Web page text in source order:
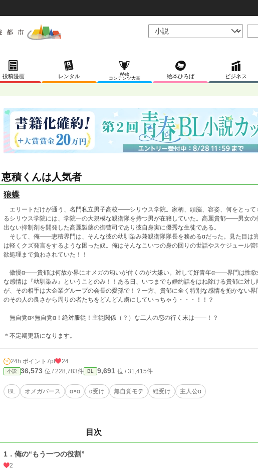
投稿漫画 レンタル
Web
コンテンツ大賞
絵本ひろば ビジネス
恵積くんは人気者
狼蝶
エリートだけが通う、名門私立男子高校――シリウス学院。家柄、頭脳、容姿、何をとって
るシリウス学院には、学院一の大規模な親衛隊を持つ男が在籍していた。高麗貴郁――男女
出ない抑制剤を開発した高麗製薬の御曹司であり彼自身実に優秀な生徒である。
そして、俺――恵積界門は、そんな彼の幼馴染み兼親衛隊隊長を務めるαだった。見た目は
は軽くクズ発言をするような困った奴。俺はそんなこいつの身の回りの世話やスケジュール
欲処理まで負わされていた！！
傲慢α――貴郁は何故か界にオメガの匂いが付くのが大嫌い。対して好青年α――界門は性欲
な感情は『幼馴染み』ということのみ！！ある日、いつまでも婚約話をはね除ける貴郁に対
が、その相手は大企業グループの会長の愛孫で！？一方、貴郁に全く特別な感情を抱かない
のその人の良さから周りの者たちをどんどん虜にしていっちゃう・・・！！？
無自覚α×無自覚α！絶対服従！主従関係（？）な二人の恋の行く末は――！？
＊不定期更新になります。
24h.ポイント 7pt 24
小説 36,573 位 / 228,783件 BL 9,691 位 / 31,415件
BL オメガバース α×α α受け 無自覚モテ 総受け 主人公α
目次
1．俺の“もう一つの役割”
2